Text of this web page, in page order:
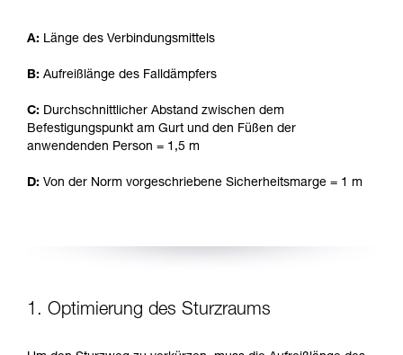
A: Länge des Verbindungsmittels
B: Aufreißlänge des Falldämpfers
C: Durchschnittlicher Abstand zwischen dem
Befestigungspunkt am Gurt und den Füßen der
anwendenden Person = 1,5 m
D: Von der Norm vorgeschriebene Sicherheitsmarge = 1 m
1. Optimierung des Sturzraums